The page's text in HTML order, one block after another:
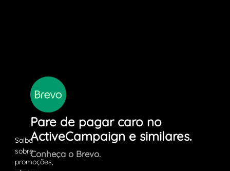
Pare de pagar caro no
ActiveCampaign e similares.
Conheça o Brevo.